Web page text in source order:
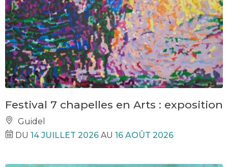
Festival 7 chapelles en Arts : exposition
Guidel
DU 14 JUILLET 2026 AU 16 AOÛT 2026